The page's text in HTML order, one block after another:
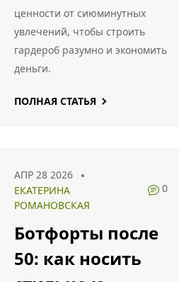
ценности от сиюминутных
увлечений, чтобы строить
гардероб разумно и экономить
деньги.
ПОЛНАЯ СТАТЬЯ
АПР 28 2026
ЕКАТЕРИНА
РОМАНОВСКАЯ
0
Ботфорты после
50: как носить